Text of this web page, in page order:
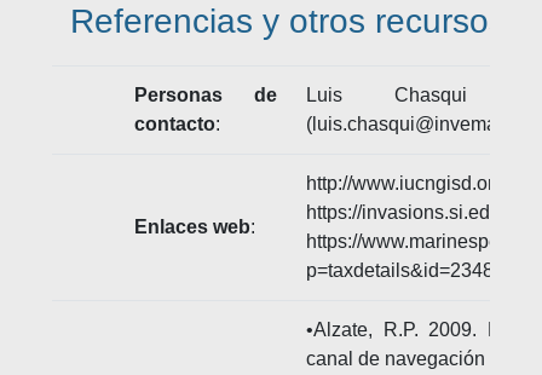
Referencias y otros recursos
Personas de
contacto:
Luis Chasqui -
Enlaces web:
http://www.iucngisd.org/
https://invasions.si.edu/
https://
p=taxdetails&id=234850
•Alzate, R.P. 2009.
canal de navegación de la